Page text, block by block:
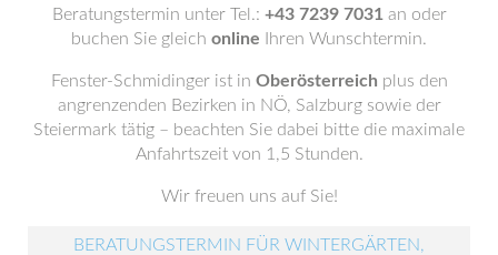
Beratungstermin unter Tel.: +43 7239 7031 an oder
buchen Sie gleich online Ihren Wunschtermin.
Fenster-Schmidinger ist in Oberösterreich plus den
angrenzenden Bezirken in NÖ, Salzburg sowie der
Steiermark tätig – beachten Sie dabei bitte die maximale
Anfahrtszeit von 1,5 Stunden.
Wir freuen uns auf Sie!
BERATUNGSTERMIN FÜR WINTERGÄRTEN,